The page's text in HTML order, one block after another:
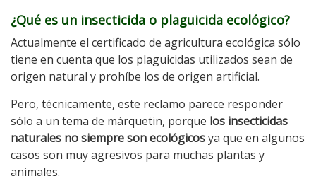
¿Qué es un insecticida o plaguicida ecológico?
Actualmente el certificado de agricultura ecológica sólo
tiene en cuenta que los plaguicidas utilizados sean de
origen natural y prohíbe los de origen artificial.
Pero, técnicamente, este reclamo parece responder
sólo a un tema de márquetin, porque los insecticidas
naturales no siempre son ecológicosya que en algunos
casos son muy agresivos para muchas plantas y
animales.